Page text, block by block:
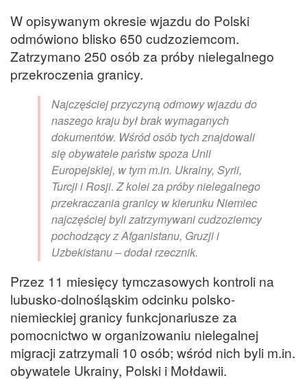
W opisywanym okresie wjazdu do Polski
odmówiono blisko 650 cudzoziemcom.
Zatrzymano 250 osób za próby nielegalnego
przekroczenia granicy.
Najczęściej przyczyną odmowy wjazdu do
naszego kraju był brak wymaganych
dokumentów. Wśród osób tych znajdowali
się obywatele państw spoza Unii
Europejskiej, w tym m.in. Ukrainy, Syrii,
Turcji i Rosji. Z kolei za próby nielegalnego
przekraczania granicy w kierunku Niemiec
najczęściej byli zatrzymywani cudzoziemcy
pochodzący z Afganistanu, Gruzji i
Uzbekistanu – dodał rzecznik.
Przez 11 miesięcy tymczasowych kontroli na
lubusko-dolnośląskim odcinku polsko-
niemieckiej granicy funkcjonariusze za
pomocnictwo w organizowaniu nielegalnej
migracji zatrzymali 10 osób; wśród nich byli m.in.
obywatele Ukrainy, Polski i Mołdawii.